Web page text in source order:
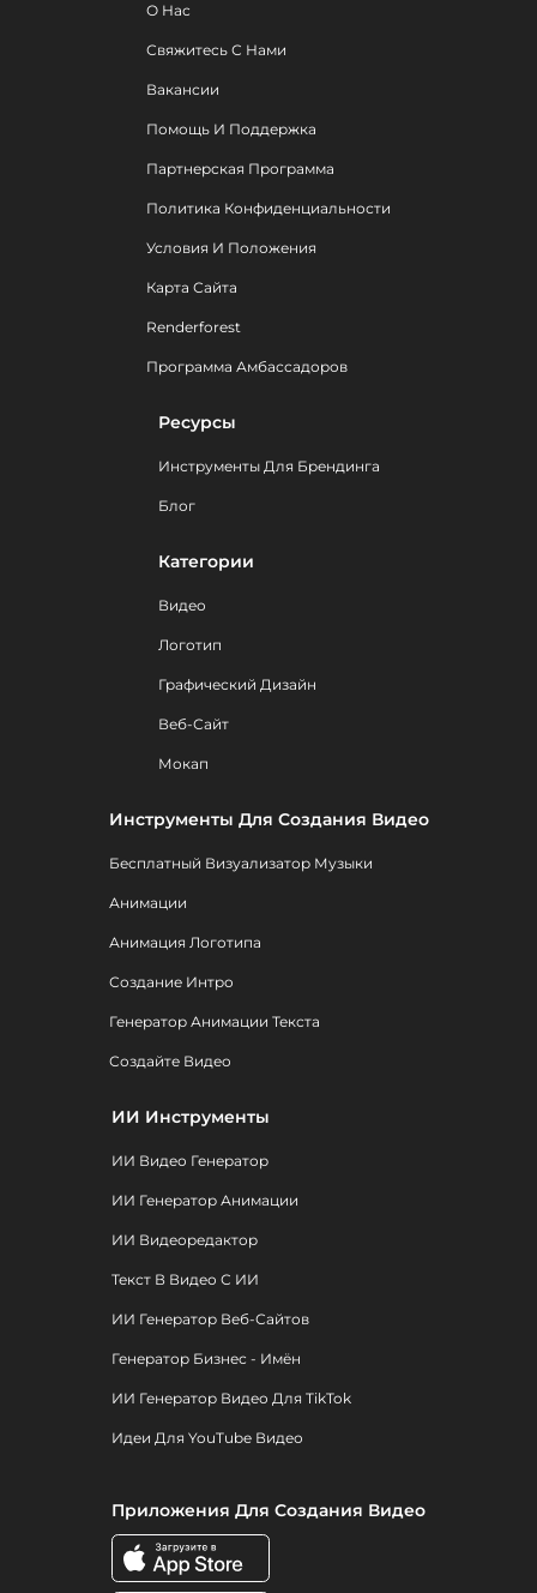
О Нас
Свяжитесь С Нами
Вакансии
Помощь И Поддержка
Партнерская Программа
Политика Конфиденциальности
Условия И Положения
Карта Сайта
Renderforest
Программа Амбассадоров
Ресурсы
Инструменты Для Брендинга
Блог
Категории
Видео
Логотип
Графический Дизайн
Веб-Сайт
Мокап
Инструменты Для Создания Видео
Бесплатный Визуализатор Музыки
Анимации
Анимация Логотипа
Создание Интро
Генератор Анимации Текста
Создайте Видео
ИИ Инструменты
ИИ Видео Генератор
ИИ Генератор Анимации
ИИ Видеоредактор
Текст В Видео С ИИ
ИИ Генератор Веб-Сайтов
Генератор Бизнес - Имён
ИИ Генератор Видео Для TikTok
Идеи Для YouTube Видео
Приложения Для Создания Видео